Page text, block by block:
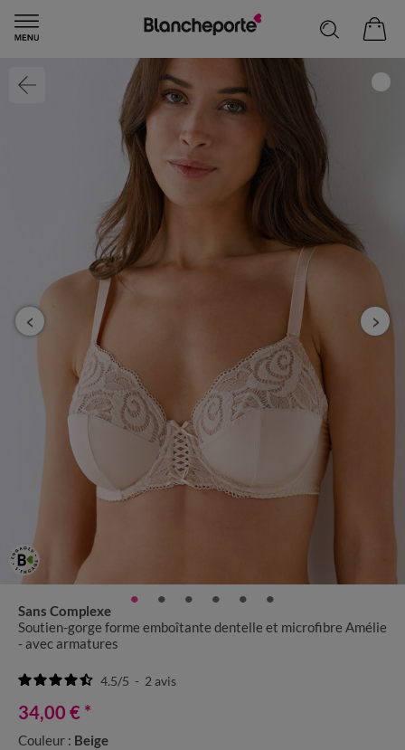
Sans Complexe
Soutien-gorge forme emboîtante dentelle et microfibre Amélie
- avec armatures
4.5/5 - 2 avis
34,00 € *
Couleur : Beige